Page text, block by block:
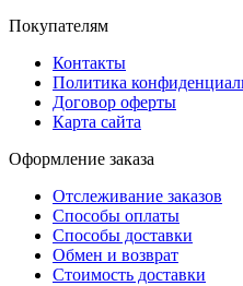
Покупателям
Контакты
Политика
Договор оферты
Карта сайта
Оформление заказа
Отслеживание заказов
Способы оплаты
Способы доставки
Обмен и возврат
Стоимость доставки